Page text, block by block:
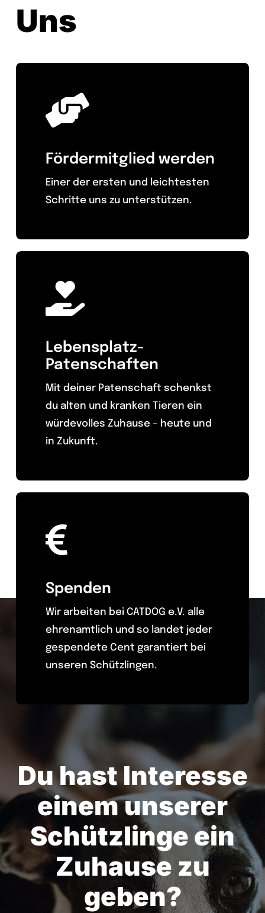
Uns
Fördermitglied werden
Einer der ersten und leichtesten
Schritte uns zu unterstützen.
Lebensplatz-
Patenschaften
Mit deiner Patenschaft schenkst
du alten und kranken Tieren ein
würdevolles Zuhause – heute und
in Zukunft.
Spenden
Wir arbeiten bei CATDOG e.V. alle
ehrenamtlich und so landet jeder
gespendete Cent garantiert bei
unseren Schützlingen.
Du hast Interesse
einem unserer
Schützlinge ein
Zuhause zu
geben?